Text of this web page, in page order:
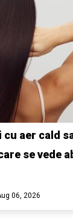
aer cald
se vede
06, 2026